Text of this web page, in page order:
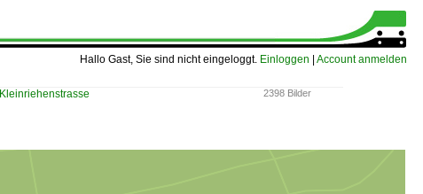
Hallo Gast, Sie sind nicht eingeloggt. Einloggen Account anmelden
2398 Bilder
Kleinriehenstrasse